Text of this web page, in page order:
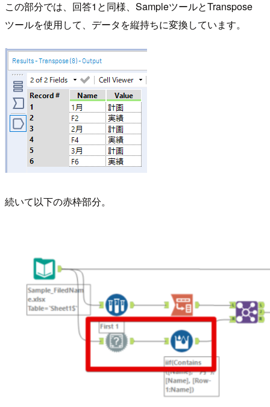
この部分では、回答1と同様、SampleツールとTranspose
ツールを使用して、データを縦持ちに変換しています。
続いて以下の赤枠部分。